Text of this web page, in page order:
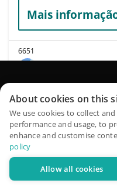
Mais
6651
clawville
$
Capitalização de
mercado
$59,377
QuantPilot é uma
agentes autônomos
estratégias e conduzem
About cookies on this
We use cookies to collect
performance and usage, to
enhance and customise
policy
Allow all cookies